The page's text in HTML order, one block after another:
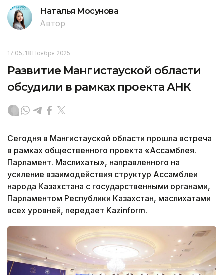
Наталья Мосунова
Автор
17:05, 18 Ноября 2025
Развитие Мангистауской области
обсудили в рамках проекта АНК
Сегодня в Мангистауской области прошла встреча
в рамках общественного проекта «Ассамблея.
Парламент. Маслихаты», направленного на
усиление взаимодействия структур Ассамблеи
народа Казахстана с государственными органами,
Парламентом Республики Казахстан, маслихатами
всех уровней, передает Kazinform.